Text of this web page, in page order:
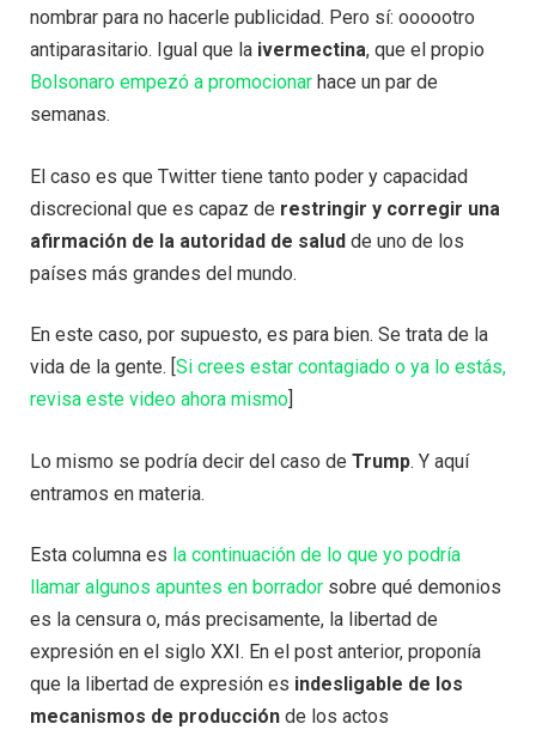
nombrar para no hacerle publicidad. Pero sí: oooootro
antiparasitario. Igual que la ivermectina, que el propio
Bolsonaro empezó a promocionar hace un par de
semanas.
El caso es que Twitter tiene tanto poder y capacidad
discrecional que es capaz de restringir y corregir una
afirmación de la autoridad de salud de uno de los
países más grandes del mundo.
En este caso, por supuesto, es para bien. Se trata de la
vida de la gente. [ Si crees estar contagiado o ya lo estás,
revisa este video ahora mismo
Lo mismo se podría decir del caso de Trump. Y aquí
entramos en materia.
Esta columna es la continuación de lo que yo podría
llamar algunos apuntes en borrador sobre qué demonios
es la censura o, más precisamente, la libertad de
expresión en el siglo XXI. En el post anterior, proponía
que la libertad de expresión es indesligable de los
mecanismos de producción de los actos